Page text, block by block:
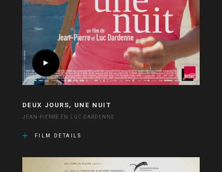
DEUX JOURS, UNE NUIT
JEAN-PIERRE EN LUC DARDENNE
FILM DETAILS